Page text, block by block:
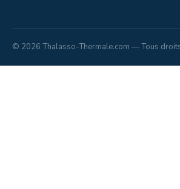
© 2026 Thalasso-Thermale.com — Tous